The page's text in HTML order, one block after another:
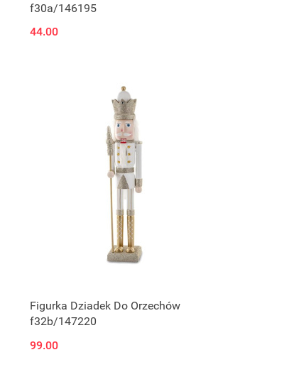
f30a/146195
44.00
Produkt niedostępny
Figurka Dziadek Do Orzechów
f32b/147220
99.00